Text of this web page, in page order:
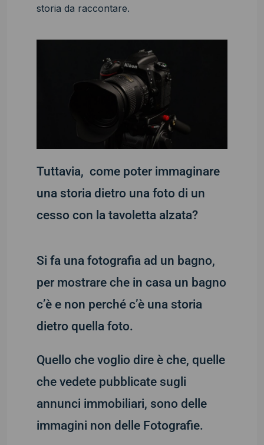
storia da raccontare.
Tuttavia, come poter immaginare
una storia dietro una foto di un
cesso con la tavoletta alzata?
Si fa una fotografia ad un bagno,
per mostrare che in casa un bagno
c’è e non perché c’è una storia
dietro quella foto.
Quello che voglio dire è che, quelle
che vedete pubblicate sugli
annunci immobiliari, sono delle
immagini non delle Fotografie.